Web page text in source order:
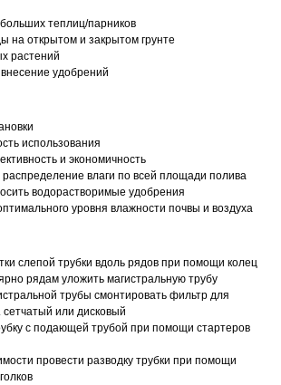
теплиц/парников
на открытом и закрытом грунте
растений
удобрений
использования
и экономичность
влаги по всей площади полива
водорастворимые удобрения
уровня влажности почвы и воздуха
слепой трубки вдоль рядов при помощи колец
рядам уложить магистральную трубу
трубы смонтировать фильтр для
сетчатый или дисковый
с подающей трубой при помощи стартеров
провести разводку трубки при помощи